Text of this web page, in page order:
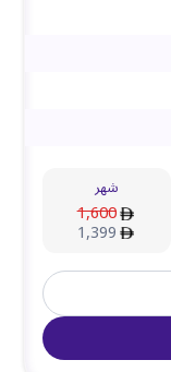
شهر
1,600
1,399